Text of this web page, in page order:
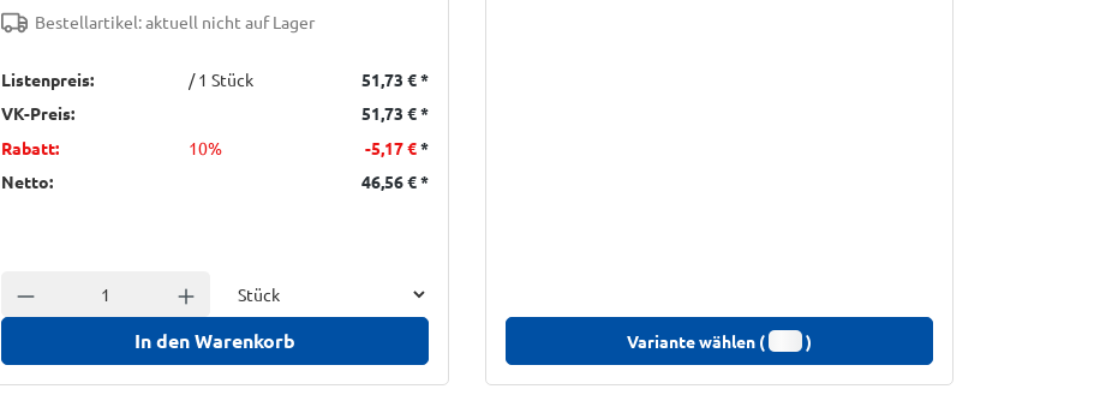
Bestellartikel: aktuell nicht auf Lager
Listenpreis: / 1 Stück 51,73 €*
VK-Preis:
51,73 €*
Rabatt:
10% -5,17 €*
Netto:
46,56 €*
Anzahl verringern Anzahl erhöhen
In den Warenkorb Variante wählen ( )